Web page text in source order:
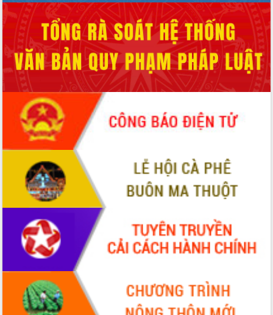
Quyết liệt cải cách hành chính, khơi
thông nguồn lực phát triển
Nâng cao hiệu lực, hiệu quả HĐND
tỉnh thông qua hiện đại hóa hành chính
Xã Ea Phê gắn cải cách hành chính với
chuyển đổi số
Phó Chủ tịch Thường trực UBND tỉnh
Hồ Thị Nguyên Thảo làm việc tại Trung
tâm Phục vụ hành chính công xã Ea
Phê
Xây dựng nền hành chính số đồng
hành cùng nông dân dân, doanh nghiệp
Giai đoạn 2026-2030, Đắk Lắk phấn
đấu có 77% xã đạt chuẩn nông thôn
Chuyển đổi số 'mở đường' cho nông
nghiệp Đắk Lắk tăng trưởng bứt phá
Triển khai đồng bộ đo đạc, lập hồ sơ
địa chính, hoàn thiện cơ sở dữ liệu đất
Ứng dụng sinh trắc học - Bước tiến
trong hành trình chuyển đổi số tại Đắk